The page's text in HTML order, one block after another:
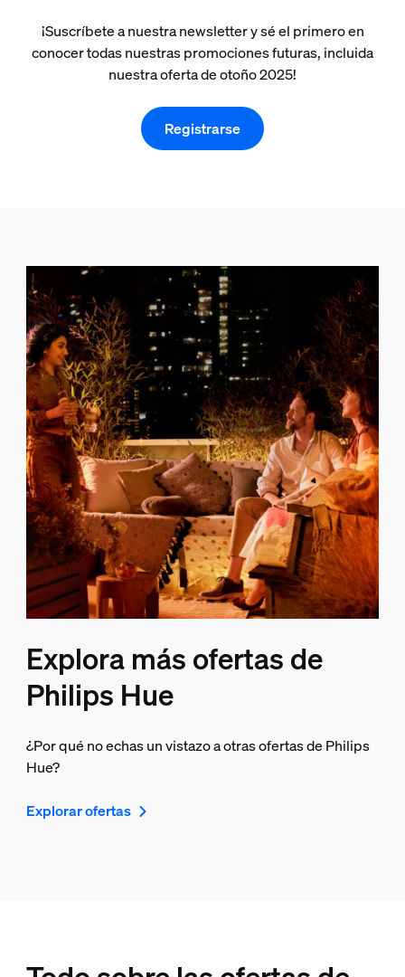
¡Suscríbete a nuestra newsletter y sé el primero en
conocer todas nuestras promociones futuras, incluida
nuestra oferta de otoño 2025!
Registrarse
Explora más ofertas de
Philips Hue
¿Por qué no echas un vistazo a otras ofertas de Philips
Hue?
Explorar ofertas